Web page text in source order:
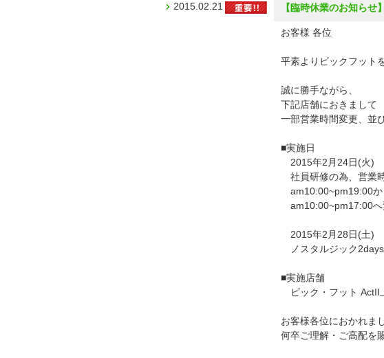
2015.02.21 【臨時休業のお知ら
お客様 各位
平素よりビックフット
誠に勝手ながら、
下記店舗におきまして
一部営業時間変更、並
■実施日
2015年2月24日(火)
社員研修の為、営業
am10:00~pm19:00か
am10:00~pm17:00へ
2015年2月28日(土)
ノスタルジック2days
■実施店舗
ビック・フット ActII
お客様各位におかれま
何卒ご理解・ご高配を